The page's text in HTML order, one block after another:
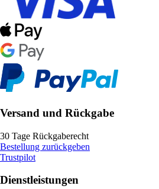
Versand und Rückgabe
30 Tage Rückgaberecht
Bestellung zurückgeben
Trustpilot
Dienstleistungen